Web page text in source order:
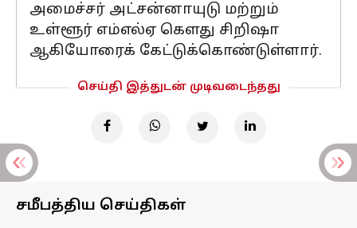
அமைச்சர் அட்சன்னாயுடு மற்றும்
உள்ளூர் எம்எல்ஏ கௌது சிறிஷா
ஆகியோரைக் கேட்டுக்கொண்டுள்ளார்.
செய்தி இத்துடன் முடிவடைந்தது
சமீபத்திய செய்திகள்